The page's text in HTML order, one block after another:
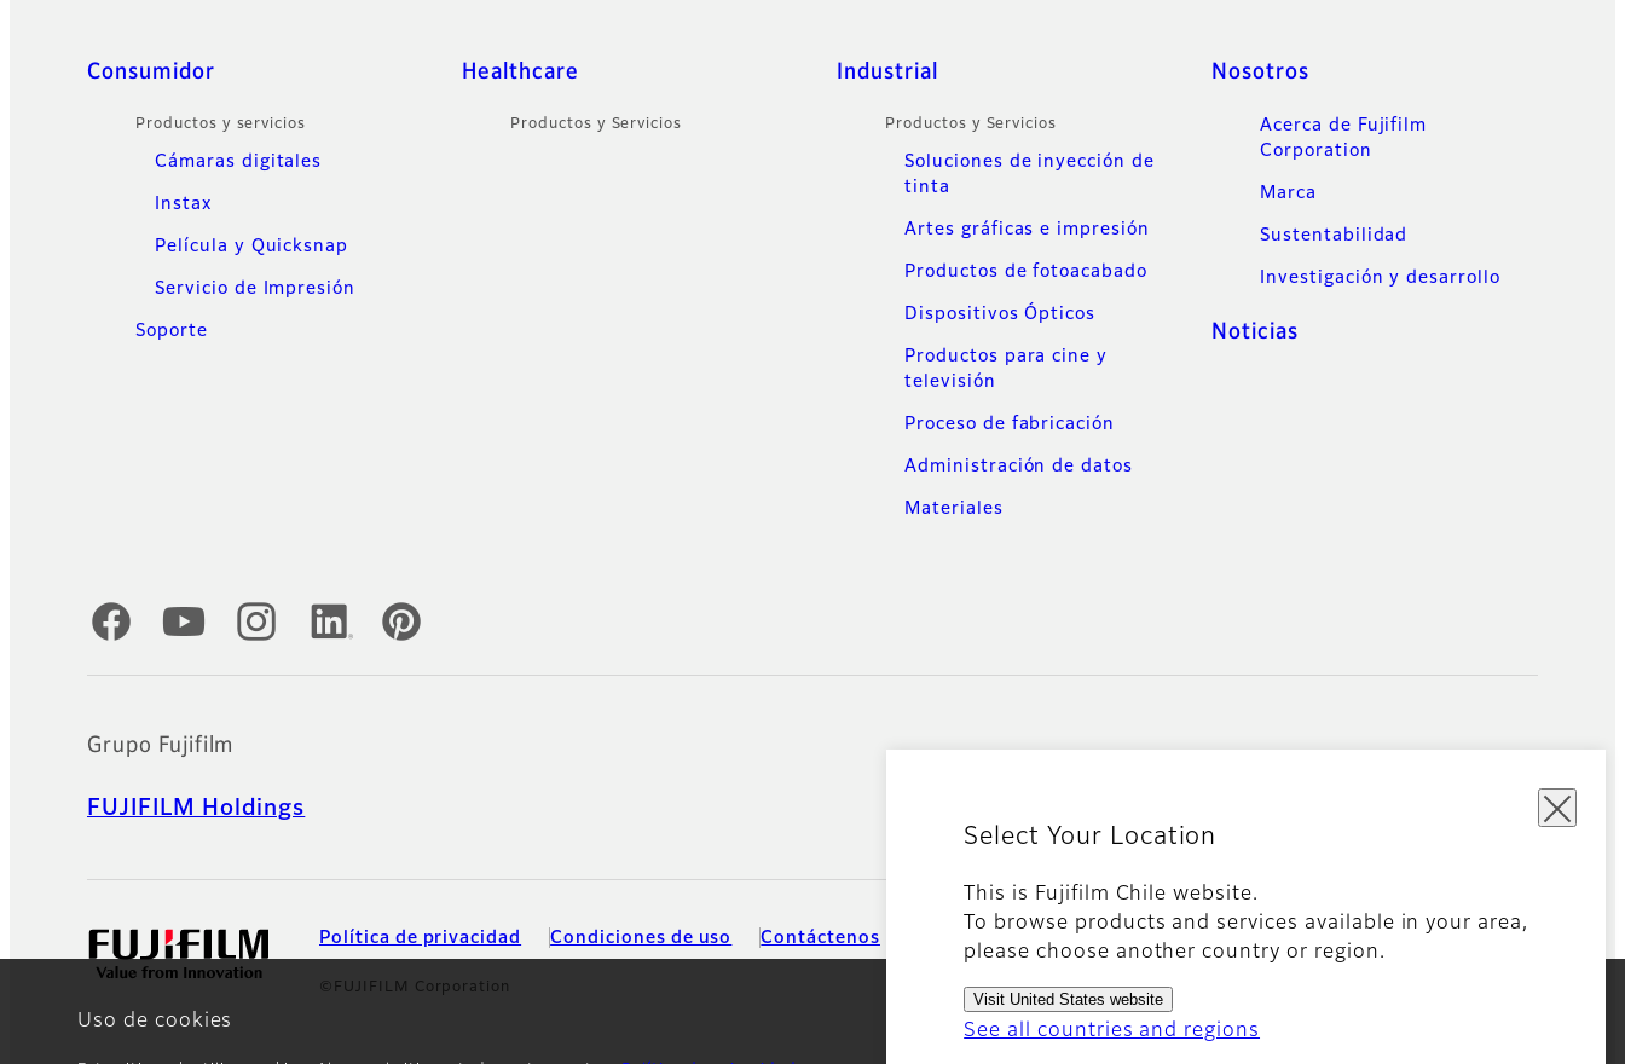
Uso de cookies
Select Your Location
This is Fujifilm Chile website.
To browse products and services available in your area,
please choose another country or region.
Visit United States website
See all countries and regions
Sitemap
Consumidor
Productos y servicios
Cámaras digitales
Instax
Película y Quicksnap
Servicio de Impresión
Soporte
Healthcare
Productos y Servicios
Industrial
Productos y Servicios
Soluciones de inyección de
tinta
Artes gráficas e impresión
Productos de fotoacabado
Dispositivos Ópticos
Productos para cine y
televisión
Proceso de fabricación
Administración de datos
Materiales
Nosotros
Acerca de Fujifilm
Corporation
Marca
Sustentabilidad
Investigación y desarrollo
Noticias
Cuentas oficiales de redes sociales
Grupo Fujifilm
FUJIFILM Holdings
Política de privacidad Condiciones de uso Contáctenos Redes sociales Aplicaciones móviles
©FUJIFILM Corporation